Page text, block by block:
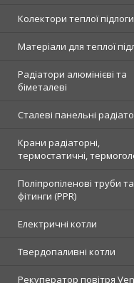
Колектори теплої підлоги
Матеріали для теплої
Радіатори алюмінієві та
біметалеві
Сталеві панельні
Крани радіаторні,
термостатичні,
Поліпропіленові труби та
фітинги (PPR)
Електричні котли
Твердопаливні котли
Рекуператор повітря